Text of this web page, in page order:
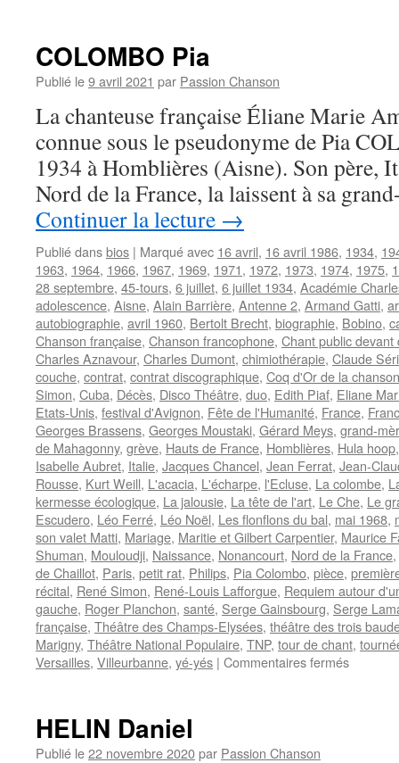
COLOMBO Pia
Publié le9 avril 2021 par Passion Chanson
La chanteuse française Éliane Marie
connue sous le pseudonyme de Pia
1934 à Homblières (Aisne). Son père,
Nord de la France, la laissent à sa
Continuer la lecture →
Publié dansbios | Marqué avec 16 avril, 16 avril 1986, 1934,
1963, 1964, 1966, 1967, 1969, 1971, 1972, 1973, 1974, 1975,
28 septembre, 45-tours, 6 juillet, 6 juillet 1934, Académie
adolescence, Aisne, Alain Barrière, Antenne 2, Armand Gatti,
autobiographie, avril 1960, Bertolt Brecht, biographie, Bobino,
Chanson française, Chanson francophone, Chant public
Charles Aznavour, Charles Dumont, chimiothérapie, Claude
couche, contrat, contrat discographique, Coq d'Or de la
Simon, Cuba, Décès, Disco Théâtre, duo, Edith Piaf, Eliane
Etats-Unis, festival d'Avignon, Fête de l'Humanité, France,
Georges Brassens, Georges Moustaki, Gérard Meys, grand-
de Mahagonny, grève, Hauts de France, Homblières, Hula hoop
Isabelle Aubret, Italie, Jacques Chancel, Jean Ferrat, Jean-
Rousse, Kurt Weill, L'acacia, L'écharpe, l'Ecluse, La colombe,
kermesse écologique, La jalousie, La tête de l'art, Le Che, Le
Escudero, Léo Ferré, Léo Noël, Les flonflons du bal, mai 1968,
son valet Matti, Mariage, Maritie et Gilbert Carpentier, Maurice
Shuman, Mouloudji, Naissance, Nonancourt, Nord de la France,
de Chaillot, Paris, petit rat, Philips, Pia Colombo, pièce,
récital, René Simon, René-Louis Lafforgue, Requiem autour
gauche, Roger Planchon, santé, Serge Gainsbourg, Serge
française, Théâtre des Champs-Elysées, théâtre des trois
Marigny, Théâtre National Populaire, TNP, tour de chant,
Versailles, Villeurbanne, yé-yés | Commentaires ferméssur
HELIN Daniel
Publié le22 novembre 2020par Passion Chanson